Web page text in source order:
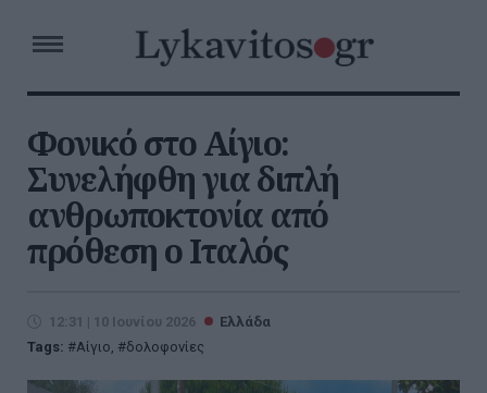
Φονικό στο Αίγιο:
Συνελήφθη για διπλή
ανθρωποκτονία από
πρόθεση ο Ιταλός
12:31 | 10 Ιουνίου 2026
Ελλάδα
Tags:
Αίγιο, δολοφονίες